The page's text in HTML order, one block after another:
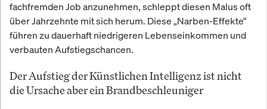
fachfremden Job anzunehmen, schleppt diesen Malus oft
über Jahrzehnte mit sich herum. Diese „Narben-Effekte“
führen zu dauerhaft niedrigeren Lebenseinkommen und
verbauten Aufstiegschancen.
Der Aufstieg der Künstlichen Intelligenz ist nicht
die Ursache aber ein Brandbeschleuniger